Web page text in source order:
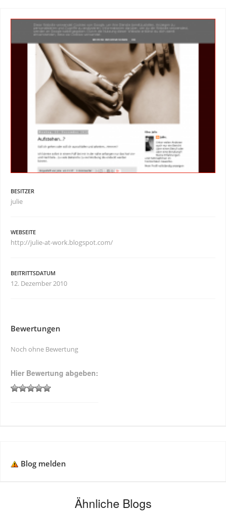
BESITZER
julie
WEBSEITE
http://julie-at-work.blogspot.com/
BEITRITTSDATUM
12. Dezember 2010
Bewertungen
Noch ohne Bewertung
Hier Bewertung abgeben:
Blog melden
Ähnliche Blogs